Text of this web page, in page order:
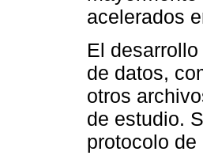
acelerados
El
de datos,
otros
de estudio.
protocolo